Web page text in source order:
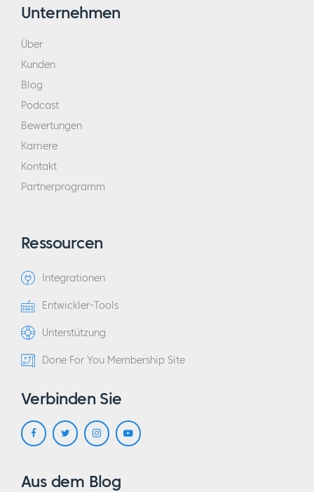
Unternehmen
Über
Kunden
Blog
Podcast
Bewertungen
Karriere
Kontakt
Partnerprogramm
Ressourcen
Integrationen
Entwickler-Tools
Unterstützung
Done For You Membership Site
Verbinden Sie
Aus dem Blog